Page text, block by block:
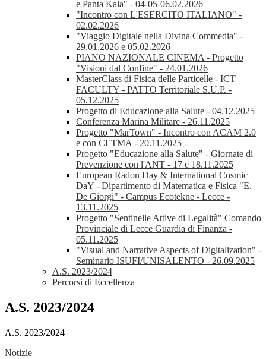
e Panta Kala" - 04-05-06.02.2026
"Incontro con L'ESERCITO ITALIANO" -
02.02.2026
"Viaggio Digitale nella Divina Commedia" -
29.01.2026 e 05.02.2026
PIANO NAZIONALE CINEMA - Progetto
"Visioni dal Confine" - 24.01.2026
MasterClass di Fisica delle Particelle - ICT
FACULTY - PATTO Territoriale S.U.P. -
05.12.2025
Progetto di Educazione alla Salute - 04.12.2025
Conferenza Marina Militare - 26.11.2025
Progetto "MarTown" - Incontro con ACAM 2.0
e con CETMA - 20.11.2025
Progetto "Educazione alla Salute" - Giornate di
Prevenzione con l'ANT - 17 e 18.11.2025
European Radon Day & International Cosmic
DaY - Dipartimento di Matematica e Fisica "E.
De Giorgi" - Campus Ecotekne - Lecce -
13.11.2025
Progetto "Sentinelle Attive di Legalità" Comando
Provinciale di Lecce Guardia di Finanza -
05.11.2025
"Visual and Narrative Aspects of Digitalization" -
Seminario ISUFI/UNISALENTO - 26.09.2025
A.S. 2023/2024
Percorsi di Eccellenza
A.S. 2023/2024
A.S. 2023/2024
Notizie